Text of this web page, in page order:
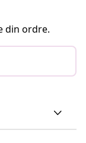
din ordre.